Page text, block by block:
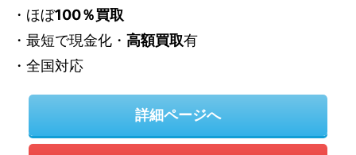
・ほぼ100％買取
・最短で現金化・ 高額買取有
・全国対応
詳細ページへ